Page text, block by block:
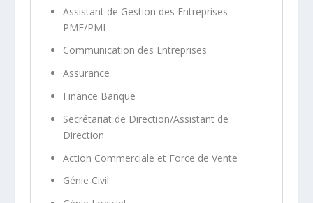
Assistant de Gestion des Entreprises
PME/PMI
Communication des Entreprises
Assurance
Finance Banque
Secrétariat de Direction/Assistant de
Direction
Action Commerciale et Force de Vente
Génie Civil